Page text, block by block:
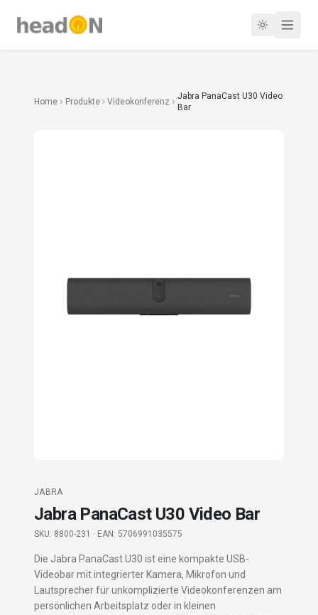
Home Produkte Videokonferenz
Jabra PanaCast U30 Video
Bar
JABRA
Jabra PanaCast U30 Video Bar
SKU: 8800-231 · EAN: 5706991035575
Die Jabra PanaCast U30 ist eine kompakte USB-
Videobar mit integrierter Kamera, Mikrofon und
Lautsprecher für unkomplizierte Videokonferenzen am
persönlichen Arbeitsplatz oder in kleinen